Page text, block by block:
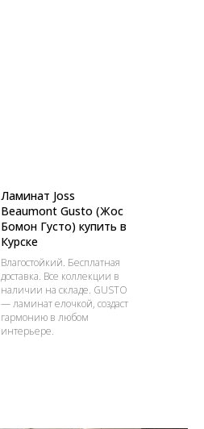
Ламинат Joss
Beaumont Gusto (Жос
Бомон Густо) купить в
Курске
Влагостойкий. Бесплатная
доставка. Все коллекции в
наличии на складе. GUSTO
— ламинат елочкой, создаст
гармонию в любом
интерьере.